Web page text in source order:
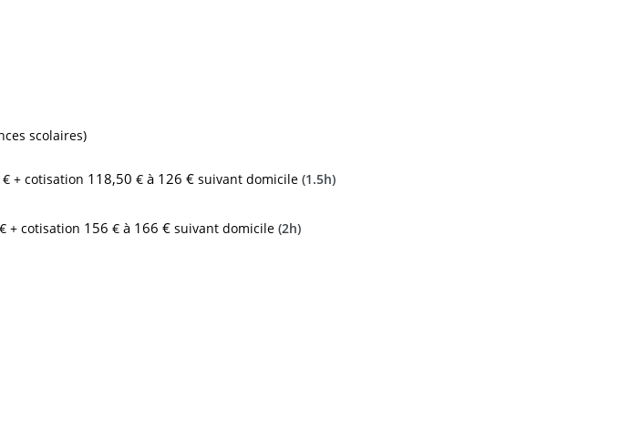
scolaires)
+ cotisation 118,50 € à 126 € suivant domicile (1.5h)
+ cotisation 156 € à 166 € suivant domicile (2h)